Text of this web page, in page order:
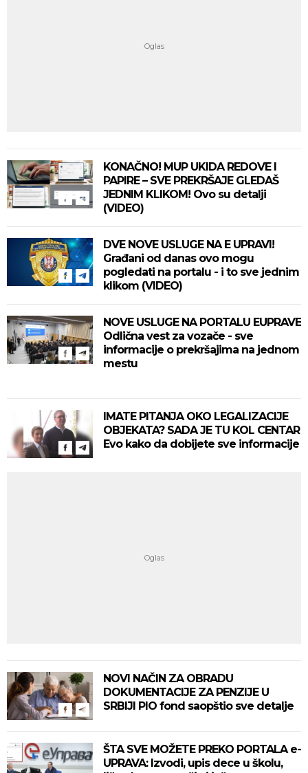
KONAČNO! MUP UKIDA REDOVE I
PAPIRE – SVE PREKRŠAJE GLEDAŠ
JEDNIM KLIKOM! Ovo su detalji
(VIDEO)
DVE NOVE USLUGE NA E UPRAVI!
Građani od danas ovo mogu
pogledati na portalu - i to sve jednim
klikom (VIDEO)
NOVE USLUGE NA PORTALU EUPRAVE
Odlična vest za vozače - sve
informacije o prekršajima na jednom
mestu
IMATE PITANJA OKO LEGALIZACIJE
OBJEKATA? SADA JE TU KOL CENTAR
Evo kako da dobijete sve informacije
NOVI NAČIN ZA OBRADU
DOKUMENTACIJE ZA PENZIJE U
SRBIJI PIO fond saopštio sve detalje
ŠTA SVE MOŽETE PREKO PORTALA e-
UPRAVA: Izvodi, upis dece u školu,